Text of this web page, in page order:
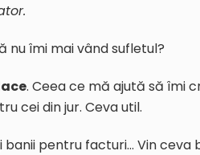
nu îmi mai vând sufletul?
. Ceea ce mă ajută să îmi
cei din jur. Ceva util.
banii pentru facturi… Vin